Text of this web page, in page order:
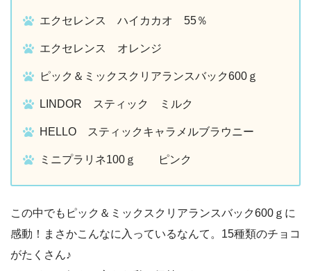
エクセレンス ハイカカオ 55％
エクセレンス オレンジ
ピック＆ミックスクリアランスバック600ｇ
LINDOR スティック ミルク
HELLO スティックキャラメルブラウニー
ミニプラリネ100ｇ ピンク
この中でもピック＆ミックスクリアランスバック600ｇに
感動！まさかこんなに入っているなんて。15種類のチョコ
がたくさん♪